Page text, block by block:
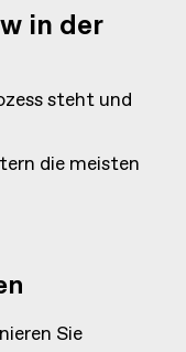
in der
steht und
die meisten
Sie